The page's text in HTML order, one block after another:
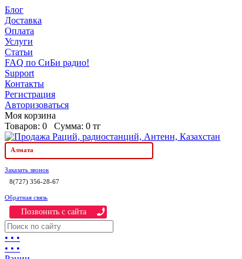
Блог
Доставка
Оплата
Услуги
Статьи
FAQ по СиБи радио!
Support
Контакты
Регистрация
Авторизоваться
Моя корзина
Товаров: 0 Сумма: 0 тг
Алмата
Заказать звонок
8(727) 356-28-67
Обратная связь
Позвонить c сайта
• • •
• • •